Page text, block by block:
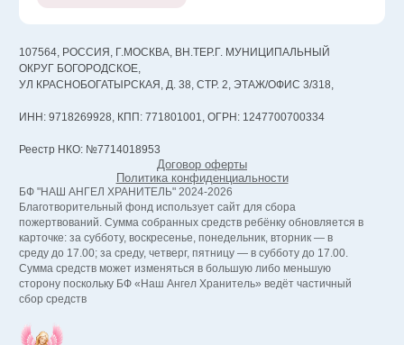
107564, РОССИЯ, Г.МОСКВА, ВН.ТЕР.Г. МУНИЦИПАЛЬНЫЙ
ОКРУГ БОГОРОДСКОЕ,
УЛ КРАСНОБОГАТЫРСКАЯ, Д. 38, СТР. 2, ЭТАЖ/ОФИС 3/318,
ИНН: 9718269928, КПП: 771801001, ОГРН: 1247700700334
Реестр НКО: №7714018953
Договор оферты
Политика конфиденциальности
БФ "НАШ АНГЕЛ ХРАНИТЕЛЬ" 2024-2026
Благотворительный фонд использует сайт для сбора
пожертвований. Сумма собранных средств ребёнку обновляется в
карточке: за субботу, воскресенье, понедельник, вторник — в
среду до 17.00; за среду, четверг, пятницу — в субботу до 17.00.
Сумма средств может изменяться в большую либо меньшую
сторону поскольку БФ «Наш Ангел Хранитель» ведёт частичный
сбор средств